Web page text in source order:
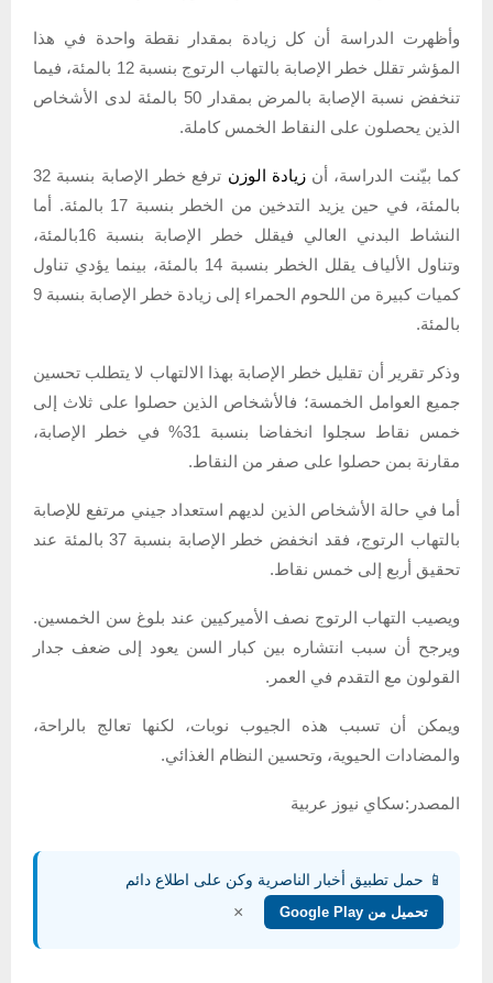
وأظهرت الدراسة أن كل زيادة بمقدار نقطة واحدة في هذا
المؤشر تقلل خطر الإصابة بالتهاب الرتوج بنسبة 12 بالمئة، فيما
تنخفض نسبة الإصابة بالمرض بمقدار 50 بالمئة لدى الأشخاص
الذين يحصلون على النقاط الخمس كاملة.
كما بيّنت الدراسة، أنزيادة الوزن
ترفع خطر الإصابة بنسبة 32
بالمئة، في حين يزيد التدخين من الخطر بنسبة 17 بالمئة. أما
النشاط البدني العالي فيقلل خطر الإصابة بنسبة 16بالمئة،
وتناول الألياف يقلل الخطر بنسبة 14 بالمئة، بينما يؤدي تناول
كميات كبيرة من اللحوم الحمراء إلى زيادة خطر الإصابة بنسبة 9
بالمئة.
وذكر تقرير أن تقليل خطر الإصابة بهذا الالتهاب لا يتطلب تحسين
جميع العوامل الخمسة؛ فالأشخاص الذين حصلوا على ثلاث إلى
خمس نقاط سجلوا انخفاضا بنسبة 31% في خطر الإصابة،
مقارنة بمن حصلوا على صفر من النقاط.
أما في حالة الأشخاص الذين لديهم استعداد جيني مرتفع للإصابة
بالتهاب الرتوج، فقد انخفض خطر الإصابة بنسبة 37 بالمئة عند
تحقيق أربع إلى خمس نقاط.
ويصيب التهاب الرتوج نصف الأميركيين عند بلوغ سن الخمسين.
ويرجح أن سبب انتشاره بين كبار السن يعود إلى ضعف جدار
القولون مع التقدم في العمر.
ويمكن أن تسبب هذه الجيوب نوبات، لكنها تعالج بالراحة،
والمضادات الحيوية، وتحسين النظام الغذائي.
المصدر:سكاي نيوز عربية
📱 حمل تطبيق أخبار الناصرية وكن على اطلاع دائم
تحميل من Google Play ×